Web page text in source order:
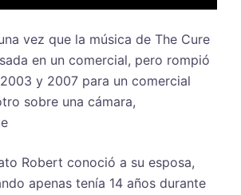
vez que la música de The Cure
en un comercial, pero rompió
y 2007 para un comercial
sobre una cámara,
Robert conoció a su esposa,
apenas tenía 14 años durante